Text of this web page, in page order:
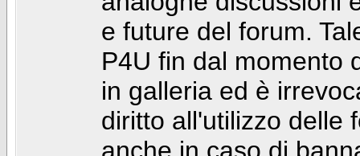
e future del forum.
P4U fin dal momento
in galleria ed è
diritto all'utilizzo delle